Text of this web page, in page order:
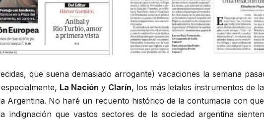
que suena demasiado arrogante) vacaciones la semana
La Nación y Clarín, los más letales instrumentos de
Argentina. No haré un recuento histórico de la contumacia con
que vastos sectores de la sociedad argentina